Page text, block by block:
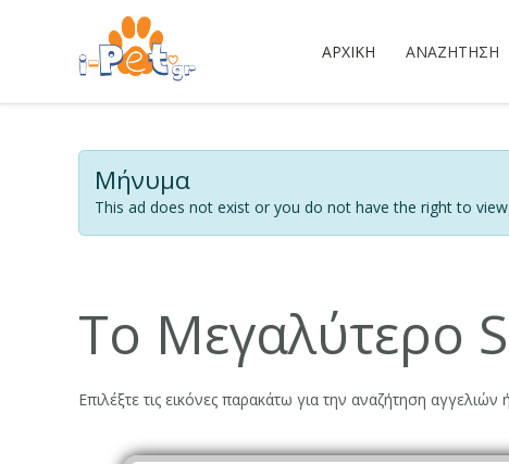
ΑΡΧΙΚΉ ΑΝΑΖΉΤΗΣΗ
Μήνυμα
This ad does not exist or you do not have the right to
Το Μεγαλύτερο
Επιλέξτε τις εικόνες παρακάτω για την αναζήτηση